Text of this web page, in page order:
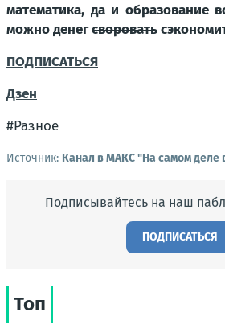
математика, да и образование
можно денегсворовать
ПОДПИСАТЬСЯ
Дзен
#Разное
Источник: Канал в МАКС "На самом деле
Подписывайтесь на наш
ПОДПИСАТЬСЯ
Топ